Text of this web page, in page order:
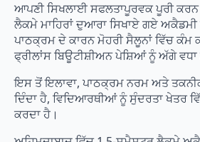
ਆਪਣੀ ਸਿਖਲਾਈ ਸਫਲਤਾਪੂਰਵਕ ਪੂਰੀ
ਲੈਕਮੇ ਮਾਹਿਰਾਂ ਦੁਆਰਾ ਸਿਖਾਏ ਗਏ
ਪਾਠਕ੍ਰਮ ਦੇ ਕਾਰਨ ਮੋਹਰੀ ਸੈਲੂਨਾਂ ਵਿੱਚ ਕੰਮ
ਫ੍ਰੀਲਾਂਸ ਬਿਊਟੀਸ਼ੀਅਨ ਪੇਸ਼ਿਆਂ ਨੂੰ ਅੱਗੇ
ਇਸ ਤੋਂ ਇਲਾਵਾ, ਪਾਠਕ੍ਰਮ ਨਰਮ ਅਤੇ
ਦਿੰਦਾ ਹੈ, ਵਿਦਿਆਰਥੀਆਂ ਨੂੰ ਸੁੰਦਰਤਾ ਖੇਤਰ
ਕਰਦਾ ਹੈ।